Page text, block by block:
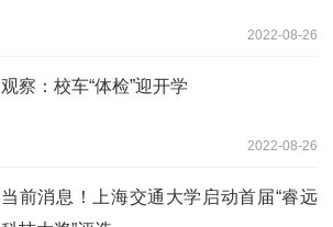
2022-08-26
观察：校车“体检”迎开学
2022-08-26
当前消息！上海交通大学启动首届“睿远